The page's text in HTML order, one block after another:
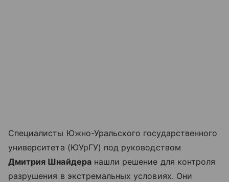
Специалисты Южно-Уральского государственного
университета (ЮУрГУ) под руководством
Дмитрия Шнайдеранашли решение для контроля
разрушения в экстремальных условиях. Они